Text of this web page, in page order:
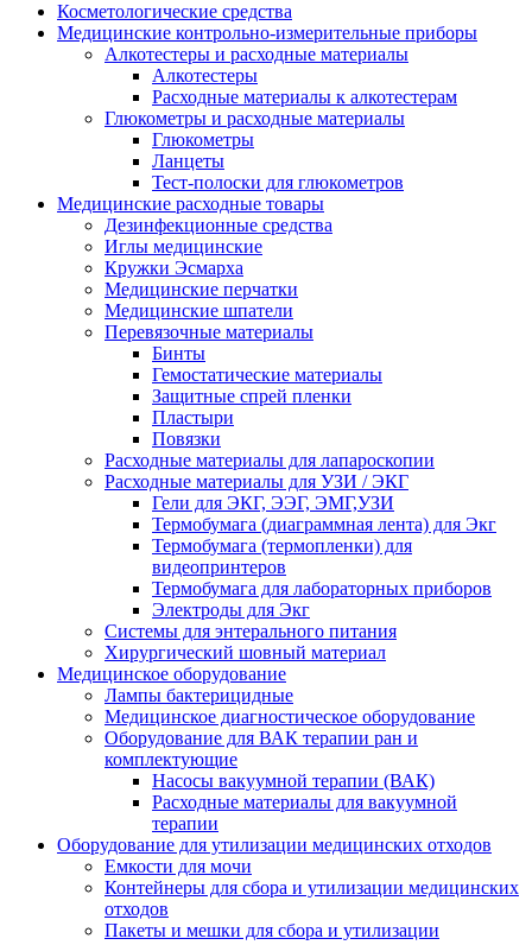
Косметологические средства
Медицинские контрольно-измерительные приборы
Алкотестеры и расходные материалы
Алкотестеры
Расходные материалы к алкотестерам
Глюкометры и расходные материалы
Глюкометры
Ланцеты
Тест-полоски для глюкометров
Медицинские расходные товары
Дезинфекционные средства
Иглы медицинские
Кружки Эсмарха
Медицинские перчатки
Медицинские шпатели
Перевязочные материалы
Бинты
Гемостатические материалы
Защитные спрей пленки
Пластыри
Повязки
Расходные материалы для лапароскопии
Расходные материалы для УЗИ / ЭКГ
Гели для ЭКГ, ЭЭГ, ЭМГ,УЗИ
Термобумага (диаграммная лента) для Экг
Термобумага (термопленки) для
видеопринтеров
Термобумага для лабораторных приборов
Электроды для Экг
Системы для энтерального питания
Хирургический шовный материал
Медицинское оборудование
Лампы бактерицидные
Медицинское диагностическое оборудование
Оборудование для ВАК терапии ран и
комплектующие
Насосы вакуумной терапии (ВАК)
Расходные материалы для вакуумной
терапии
Оборудование для утилизации медицинских отходов
Емкости для мочи
Контейнеры для сбора и утилизации медицинских
отходов
Пакеты и мешки для сбора и утилизации